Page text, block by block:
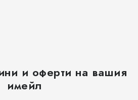
и оферти на вашия
имейл